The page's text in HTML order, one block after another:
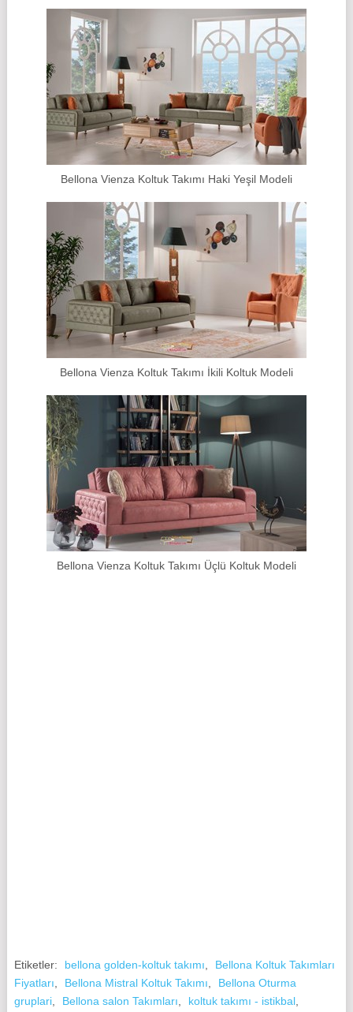
Bellona Vienza Koltuk Takımı Haki Yeşil Modeli
Bellona Vienza Koltuk Takımı İkili Koltuk Modeli
Bellona Vienza Koltuk Takımı Üçlü Koltuk Modeli
Etiketler: bellona golden-koltuk takımı,
Bellona Koltuk Takımları
Fiyatları, Bellona Mistral Koltuk Takımı,
Bellona Oturma
gruplari, Bellona salon Takımları, koltuk takımı - istikbal,